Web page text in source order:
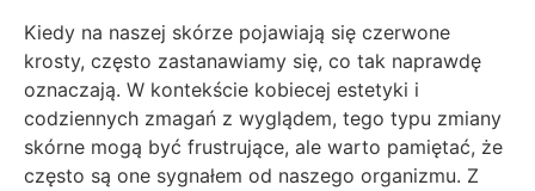
Kiedy na naszej skórze pojawiają się czerwone
krosty, często zastanawiamy się, co tak naprawdę
oznaczają. W kontekście kobiecej estetyki i
codziennych zmagań z wyglądem, tego typu zmiany
skórne mogą być frustrujące, ale warto pamiętać, że
często są one sygnałem od naszego organizmu. Z